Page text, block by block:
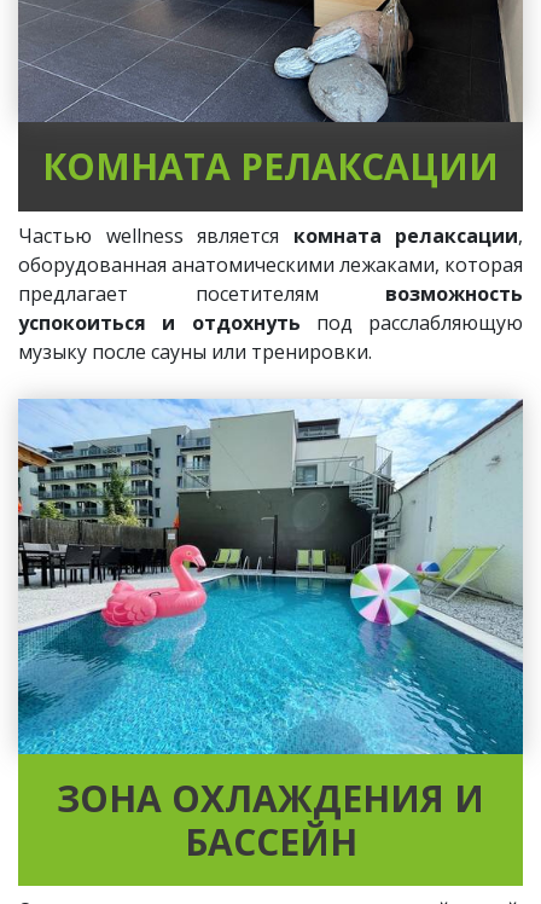
КОМНАТА РЕЛАКСАЦИИ
Частью wellness является комната релаксации,
оборудованная анатомическими лежаками, которая
предлагает посетителям возможность
успокоиться и отдохнуть под расслабляющую
музыку после сауны или тренировки.
ЗОНА ОХЛАЖДЕНИЯ И
БАССЕЙН